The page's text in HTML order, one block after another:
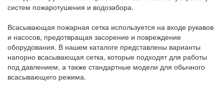
систем пожаротушения и водозабора.
Всасывающая пожарная сетка используется на входе рукавов
и насосов, предотвращая засорение и повреждение
оборудования. В нашем каталоге представлены варианты
напорно всасывающая сетка, которые подходят для работы
под давлением, а также стандартные модели для обычного
всасывающего режима.